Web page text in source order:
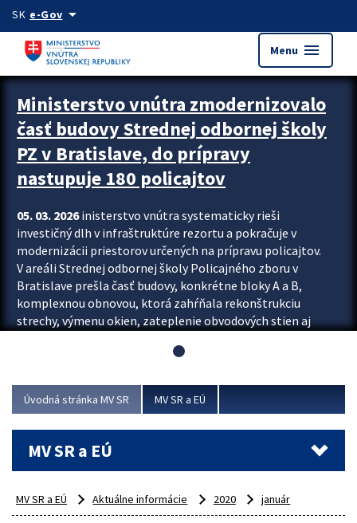
Preskocit na hlavný obsah
SK e-Govarrow_drop_down
Menu menu
Ministerstvo vnútra zmodernizovalo
časť budovy Strednej odbornej školy
PZ v Bratislave, do prípravy
nastupuje 180 policajtov
05. 03. 2026inisterstvo vnútra systematicky rieši
investičný dlh v infraštruktúre rezortu a pokračuje v
modernizácii priestorov určených na prípravu policajtov.
V areáli Strednej odbornej školy Policajného zboru v
Bratislave prešla časť budovy, konkrétne bloky A a B,
komplexnou obnovou, ktorá zahŕňala rekonštrukciu
strechy, výmenu okien, zateplenie obvodových stien aj
aj interiéru, kde vznikli nové učebne a moderné
Viac
Úvodná stránka MV SR MV SR a EÚ
MV SR a EÚ
MV SR a EÚ Aktuálne informácie 2020 január